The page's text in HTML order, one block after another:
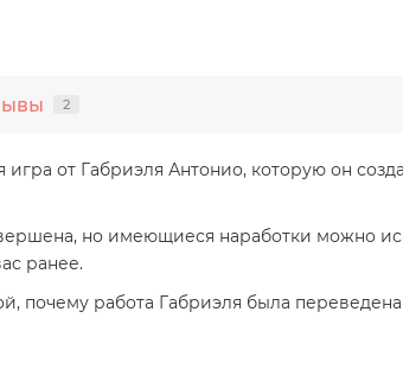
2
игра от Габриэля Антонио, которую он
но имеющиеся наработки можно
ранее.
почему работа Габриэля была